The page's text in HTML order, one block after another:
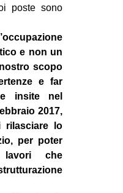
poste sono
e non un
scopo
e far
insite nel
2017,
rilasciare lo
per poter
che